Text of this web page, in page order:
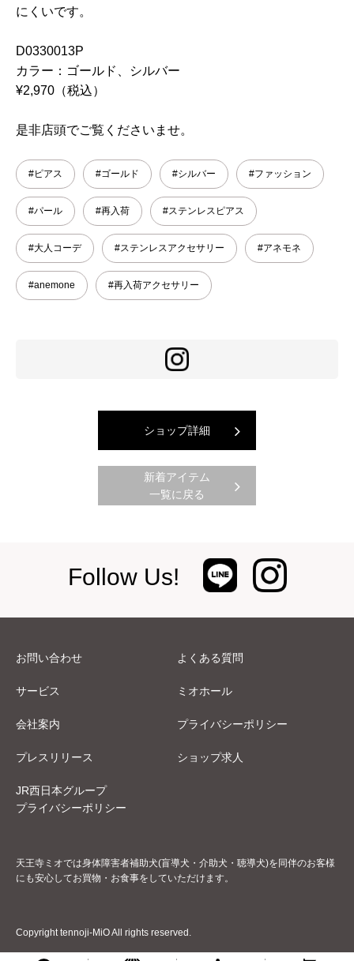
にくいです。
D0330013P
カラー：ゴールド、シルバー
¥2,970（税込）
是非店頭でご覧くださいませ。
#ピアス #ゴールド #シルバー #ファッション
#パール #再入荷 #ステンレスピアス
#大人コーデ #ステンレスアクセサリー #アネモネ
#anemone #再入荷アクセサリー
ショップ詳細
新着アイテム
一覧に戻る
Follow Us!
お問い合わせ よくある質問
サービス ミオホール
会社案内 プライバシーポリシー
プレスリリース ショップ求人
JR西日本グループ
プライバシーポリシー
天王寺ミオでは身体障害者補助犬(盲導犬・介助犬・聴導犬)を同伴のお客様
にも安心してお買物・お食事をしていただけます。
Copyright tennoji-MiO All rights reserved.